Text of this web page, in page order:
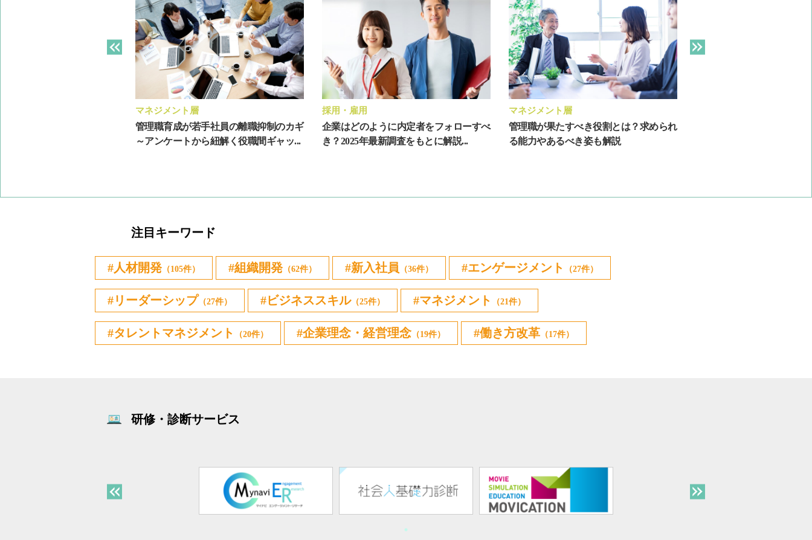
マネジメント層
管理職育成が若手社員の離職抑制のカギ
～アンケートから紐解く役職間ギャッ...
採用・雇用
企業はどのように内定者をフォローすべ
き？2025年最新調査をもとに解説...
マネジメント層
管理職が果たすべき役割とは？求められ
る能力やあるべき姿も解説
注目キーワード
人材開発（105件） 組織開発（62件） 新入社員 （36件） エンゲージメント （27件）
リーダーシップ （27件） ビジネススキル（25件） マネジメント （21件）
タレントマネジメント （20件） 企業理念・経営理念 （19件） 働き方改革 （17件）
研修・診断サービス